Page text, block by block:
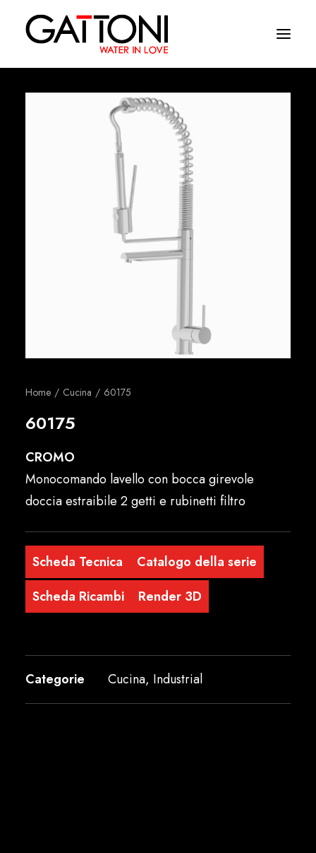
Dove acquistare
Home Cucina 60175
60175
CROMO
Monocomando lavello con bocca girevole
doccia estraibile 2 getti e rubinetti filtro
Scheda Tecnica
Catalogo della serie
Scheda Ricambi
Render 3D
Categorie Cucina, Industrial